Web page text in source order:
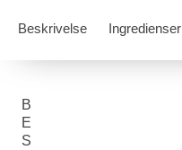
Beskrivelse Ingredienser
B
E
S